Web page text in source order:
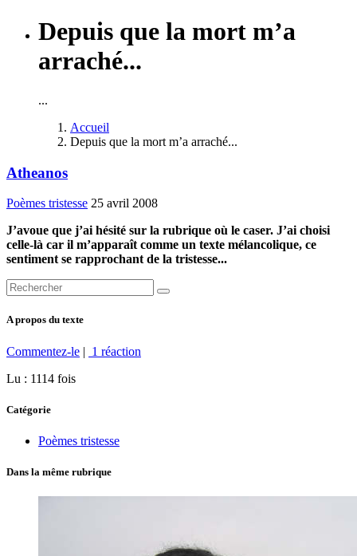
Depuis que la mort m’a
arraché...
...
Accueil
Depuis que la mort m’a arraché...
Atheanos
Poèmes tristesse 25 avril 2008
J’avoue que j’ai hésité sur la rubrique où le caser. J’ai choisi
celle-là car il m’apparaît comme un texte mélancolique, ce
sentiment se rapprochant de la tristesse...
A propos du texte
Commentez-le | 1 réaction
Lu : 1114 fois
Catégorie
Poèmes tristesse
Dans la même rubrique